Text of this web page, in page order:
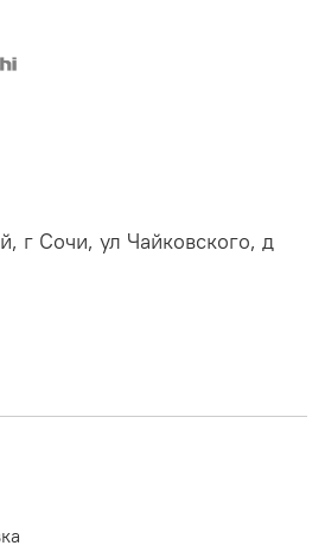
г Сочи, ул Чайковского, д